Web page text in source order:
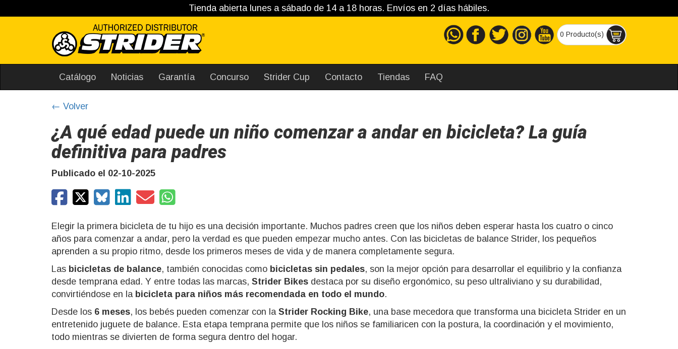
Tienda abierta lunes a sábado de 14 a 18 horas. Envíos en 2 días hábiles.
0 Producto(s)
Catálogo Noticias Garantía Concurso Strider Cup Contacto Tiendas FAQ
← Volver
¿A qué edad puede un niño comenzar a andar en bicicleta? La guía
definitiva para padres
Publicado el 02-10-2025
Elegir la primera bicicleta de tu hijo es una decisión importante. Muchos padres creen que los niños deben esperar hasta los cuatro o cinco
años para comenzar a andar, pero la verdad es que pueden empezar mucho antes. Con las bicicletas de balance Strider, los pequeños
aprenden a su propio ritmo, desde los primeros meses de vida y de manera completamente segura.
Las bicicletas de balance, también conocidas como bicicletas sin pedales, son la mejor opción para desarrollar el equilibrio y la confianza
desde temprana edad. Y entre todas las marcas, Strider Bikes destaca por su diseño ergonómico, su peso ultraliviano y su durabilidad,
convirtiéndose en la bicicleta para niños más recomendada en todo el mundo.
Desde los 6 meses, los bebés pueden comenzar con la Strider Rocking Bike, una base mecedora que transforma una bicicleta Strider en un
entretenido juguete de balance. Esta etapa temprana permite que los niños se familiaricen con la postura, la coordinación y el movimiento,
todo mientras se divierten de forma segura dentro del hogar.